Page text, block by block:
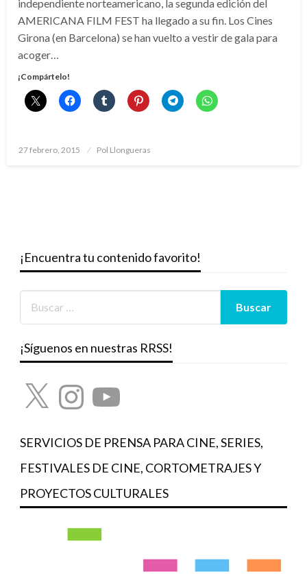
independiente norteamericano, la segunda edición del
AMERICANA FILM FEST ha llegado a su fin. Los Cines
Girona (en Barcelona) se han vuelto a vestir de gala para
acoger…
¡Compártelo!
Publicado
27 febrero, 2015 Pol Llongueras
¡Encuentra tu contenido favorito!
¡Síguenos en nuestras RRSS!
X InstagramYouTube
SERVICIOS DE PRENSA PARA CINE, SERIES,
FESTIVALES DE CINE, CORTOMETRAJES Y
PROYECTOS CULTURALES